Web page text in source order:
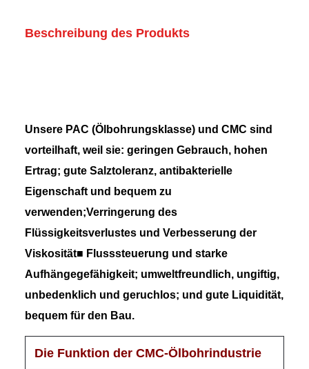
Beschreibung des Produkts
Unsere PAC (Ölbohrungsklasse) und CMC sind
vorteilhaft, weil sie: geringen Gebrauch, hohen
Ertrag; gute Salztoleranz, antibakterielle
Eigenschaft und bequem zu
verwenden;Verringerung des
Flüssigkeitsverlustes und Verbesserung der
Viskosität■ Flusssteuerung und starke
Aufhängegefähigkeit; umweltfreundlich, ungiftig,
unbedenklich und geruchlos; und gute Liquidität,
bequem für den Bau.
Die Funktion der CMC-Ölbohrindustrie